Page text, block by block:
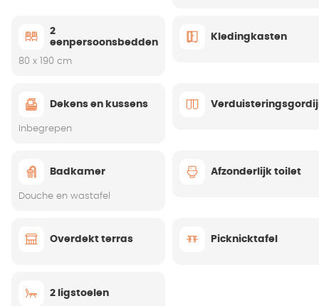
2
eenpersoonsbedden
80 x 190 cm
Kledingkasten
Dekens en kussens
Inbegrepen
Badkamer
Douche en wastafel
Afzonderlijk toilet
Overdekt terras Picknicktafel
2 ligstoelen